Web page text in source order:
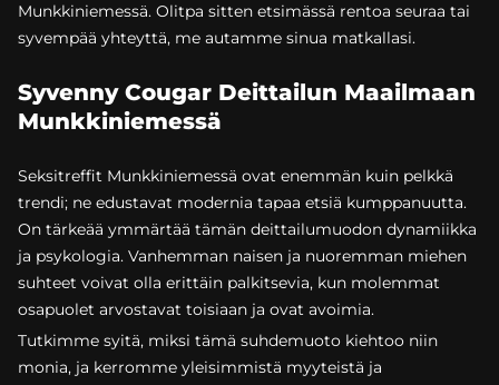
Munkkiniemessä. Olitpa sitten etsimässä rentoa seuraa tai
syvempää yhteyttä, me autamme sinua matkallasi.
Syvenny Cougar Deittailun Maailmaan
Munkkiniemessä
Seksitreffit Munkkiniemessä ovat enemmän kuin pelkkä
trendi; ne edustavat modernia tapaa etsiä kumppanuutta.
On tärkeää ymmärtää tämän deittailumuodon dynamiikka
ja psykologia. Vanhemman naisen ja nuoremman miehen
suhteet voivat olla erittäin palkitsevia, kun molemmat
osapuolet arvostavat toisiaan ja ovat avoimia.
Tutkimme syitä, miksi tämä suhdemuoto kiehtoo niin
monia, ja kerromme yleisimmistä myyteistä ja